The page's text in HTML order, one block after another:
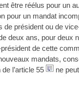
être réélus pour un
pour un mandat
de président ou de
de deux ans, pour
de cette
mandats,
l’article 55
ne